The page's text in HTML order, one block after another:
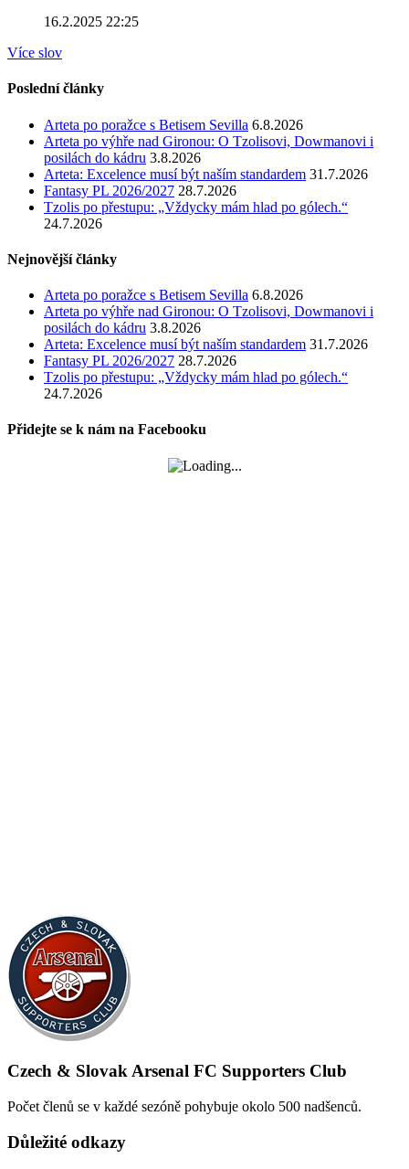
16.2.2025 22:25
Více slov
Poslední články
Arteta po poražce s Betisem Sevilla 6.8.2026
Arteta po výhře nad Gironou: O Tzolisovi, Dowmanovi i
posilách do kádru 3.8.2026
Arteta: Excelence musí být naším standardem 31.7.2026
Fantasy PL 2026/2027 28.7.2026
Tzolis po přestupu: „Vždycky mám hlad po gólech.“
24.7.2026
Nejnovější články
Arteta po poražce s Betisem Sevilla 6.8.2026
Arteta po výhře nad Gironou: O Tzolisovi, Dowmanovi i
posilách do kádru 3.8.2026
Arteta: Excelence musí být naším standardem 31.7.2026
Fantasy PL 2026/2027 28.7.2026
Tzolis po přestupu: „Vždycky mám hlad po gólech.“
24.7.2026
Přidejte se k nám na Facebooku
Czech & Slovak Arsenal FC Supporters Club
Počet členů se v každé sezóně pohybuje okolo 500 nadšenců.
Důležité odkazy